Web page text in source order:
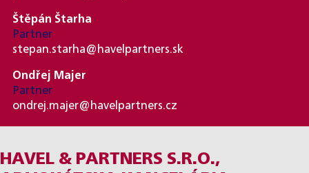
Štěpán Štarha
Partner
stepan.starha@havelpartners.sk
Ondřej Majer
Partner
ondrej.majer@havelpartners.cz
HAVEL & PARTNERS S.R.O.,